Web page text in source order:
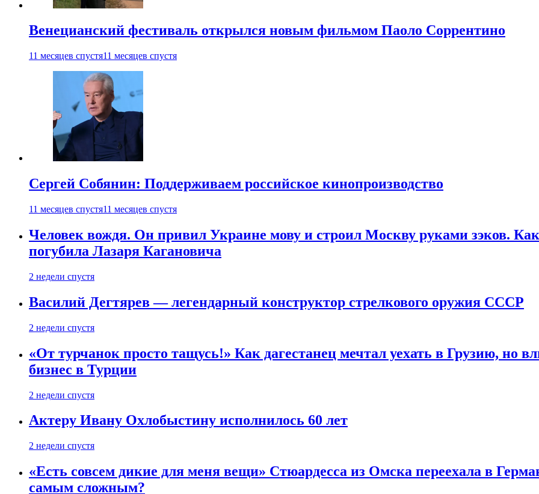
Венецианский фестиваль открылся новым фильмом Паоло Соррентино
11 месяцев спустя11 месяцев спустя
Сергей Собянин: Поддерживаем российское кинопроизводство
11 месяцев спустя11 месяцев спустя
Человек вождя. Он привил Украине мову и строил Москву руками зэков.
погубила Лазаря Кагановича
2 недели спустя
Василий Дегтярев — легендарный конструктор стрелкового оружия СССР
2 недели спустя
«От турчанок просто тащусь!» Как дагестанец мечтал уехать в Грузию, но
бизнес в Турции
2 недели спустя
Актеру Ивану Охлобыстину исполнилось 60 лет
2 недели спустя
«Есть совсем дикие для меня вещи» Стюардесса из Омска переехала в
самым сложным?